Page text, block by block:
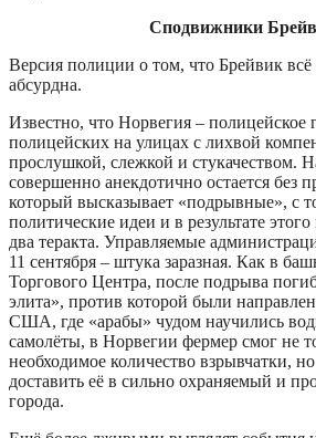
Сподвижники
Версия полиции о том, что Брейвик всё
абсурдна.
Известно, что Норвегия –
полицейских на улицах с лихвой
прослушкой, слежкой и стукачеством.
совершенно анекдотично остается без
который высказывает «подрывные», с
политические идеи и в результате
два теракта. Управляемые
11 сентября – штука заразная. Как в
Торгового Центра, после подрыва
элита», против которой были
США, где «арабы» чудом научились
самолёты, в Норвегии фермер смог не
необходимое количество взрывчатки,
доставить её в сильно охраняемый и
города.